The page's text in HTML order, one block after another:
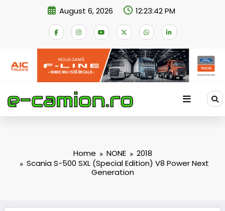
August 6, 2026 12:23:42 PM
Home NONE
2018
Scania S-500 SXL (Special Edition) V8 Power Next
Generation